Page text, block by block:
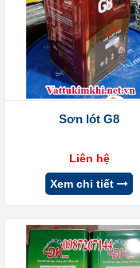
Sơn lót G8
Liên hệ
Xem chi tiết